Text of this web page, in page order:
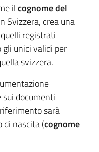
ilcognome del
Svizzera, crea una
registrati
gli unici validi per
svizzera.
documenti
sarà
di nascita (cognome